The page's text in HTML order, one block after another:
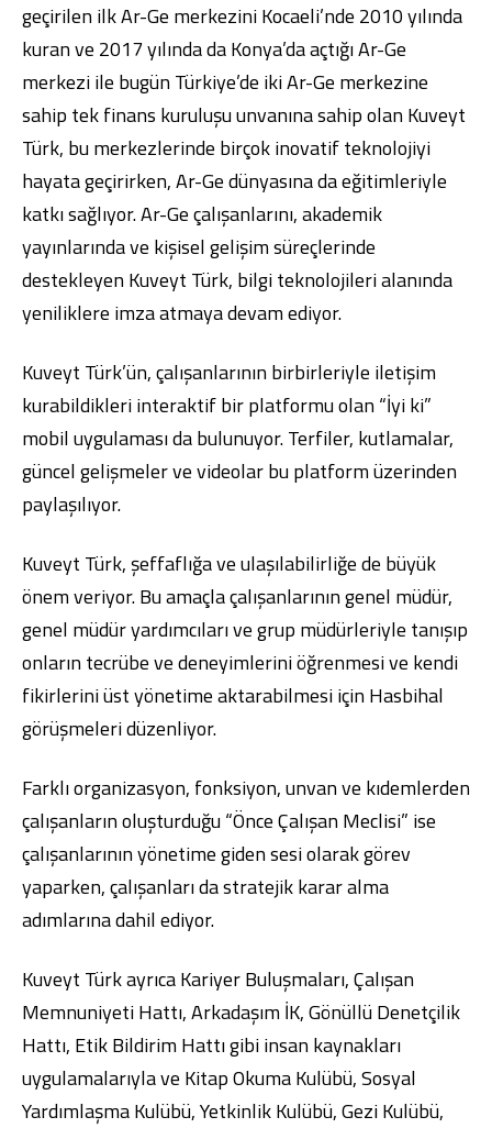
geçirilen ilk Ar-Ge merkezini Kocaeli’nde 2010 yılında
kuran ve 2017 yılında da Konya’da açtığı Ar-Ge
merkezi ile bugün Türkiye’de iki Ar-Ge merkezine
sahip tek finans kuruluşu unvanına sahip olan Kuveyt
Türk, bu merkezlerinde birçok inovatif teknolojiyi
hayata geçirirken, Ar-Ge dünyasına da eğitimleriyle
katkı sağlıyor. Ar-Ge çalışanlarını, akademik
yayınlarında ve kişisel gelişim süreçlerinde
destekleyen Kuveyt Türk, bilgi teknolojileri alanında
yeniliklere imza atmaya devam ediyor.
Kuveyt Türk’ün, çalışanlarının birbirleriyle iletişim
kurabildikleri interaktif bir platformu olan “İyi ki”
mobil uygulaması da bulunuyor. Terfiler, kutlamalar,
güncel gelişmeler ve videolar bu platform üzerinden
paylaşılıyor.
Kuveyt Türk, şeffaflığa ve ulaşılabilirliğe de büyük
önem veriyor. Bu amaçla çalışanlarının genel müdür,
genel müdür yardımcıları ve grup müdürleriyle tanışıp
onların tecrübe ve deneyimlerini öğrenmesi ve kendi
fikirlerini üst yönetime aktarabilmesi için Hasbihal
görüşmeleri düzenliyor.
Farklı organizasyon, fonksiyon, unvan ve kıdemlerden
çalışanların oluşturduğu “Önce Çalışan Meclisi” ise
çalışanlarının yönetime giden sesi olarak görev
yaparken, çalışanları da stratejik karar alma
adımlarına dahil ediyor.
Kuveyt Türk ayrıca Kariyer Buluşmaları, Çalışan
Memnuniyeti Hattı, Arkadaşım İK, Gönüllü Denetçilik
Hattı, Etik Bildirim Hattı gibi insan kaynakları
uygulamalarıyla ve Kitap Okuma Kulübü, Sosyal
Yardımlaşma Kulübü, Yetkinlik Kulübü, Gezi Kulübü,